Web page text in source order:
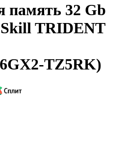
память 32 Gb
TRIDENT
TZ5RK)